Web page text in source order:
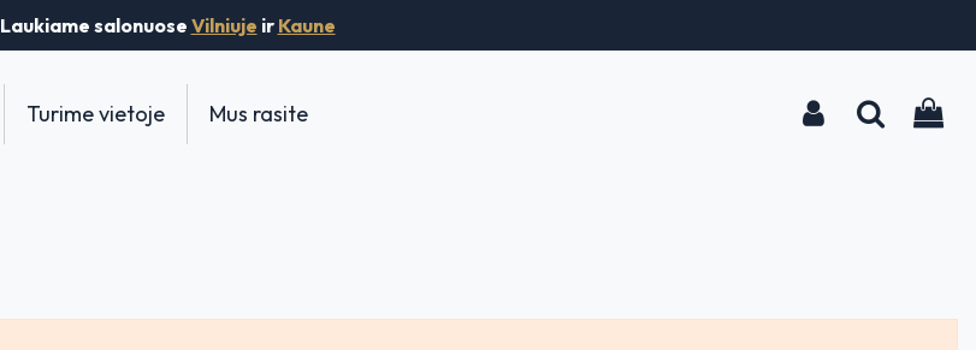
Laukiame salonuose Vilniuje ir Kaune
Turime vietoje Mus rasite